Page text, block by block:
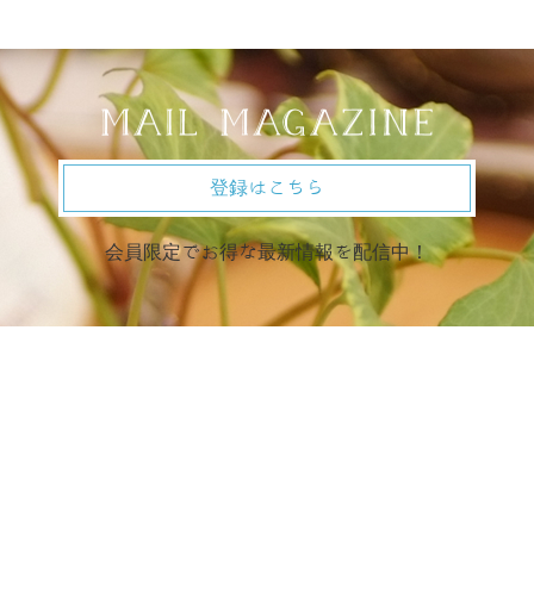
登録はこちら
会員限定でお得な最新情報を配信中！